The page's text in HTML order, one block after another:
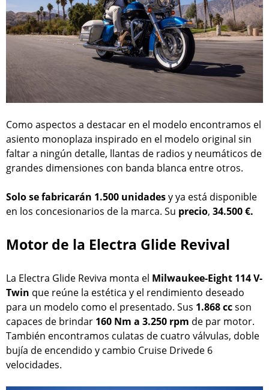
Como aspectos a destacar en el modelo encontramos el
asiento monoplaza inspirado en el modelo original sin
faltar a ningún detalle, llantas de radios y neumáticos de
grandes dimensiones con banda blanca entre otros.
Solo se fabricarán 1.500 unidadesy ya está disponible
en los concesionarios de la marca. Su precio, 34.500 €.
Motor de la Electra Glide Revival
La Electra Glide Reviva monta el Milwaukee-Eight 114 V-
Twin que reúne la estética y el rendimiento deseado
para un modelo como el presentado. Sus 1.868 ccson
capaces de brindar 160 Nm a 3.250 rpm de par motor.
También encontramos culatas de cuatro válvulas, doble
bujía de encendido y cambio Cruise Drivede 6
velocidades.